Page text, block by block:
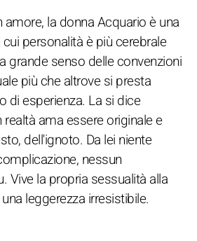
amore, la donna Acquario è una
personalità è più cerebrale
grande senso delle convenzioni
più che altrove si presta
di esperienza. La si dice
ama essere originale e
dell'ignoto. Da lei niente
nessun
Vive la propria sessualità alla
leggerezza irresistibile.